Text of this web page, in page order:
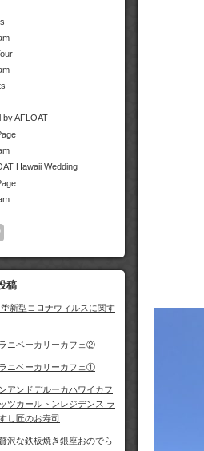
AFLOAT
Hawaii Wedding
稿
新型コロナウィルスに関す
ニベーカリーカフェ②
ニベーカリーカフェ①
アンドデルーカハワイカフ
ツカールトンレジデンス ラ
し匠のお寿司
沢な鉄板焼き銀座おのでら